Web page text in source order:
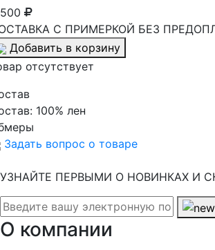
С ПРИМЕРКОЙ БЕЗ
Добавить в корзину
отсутствует
100% лен
Задать вопрос о товаре
УЗНАЙТЕ ПЕРВЫМИ О НОВИНКАХ И
О компании